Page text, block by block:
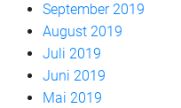
September 2019
August 2019
Juli 2019
Juni 2019
Mai 2019